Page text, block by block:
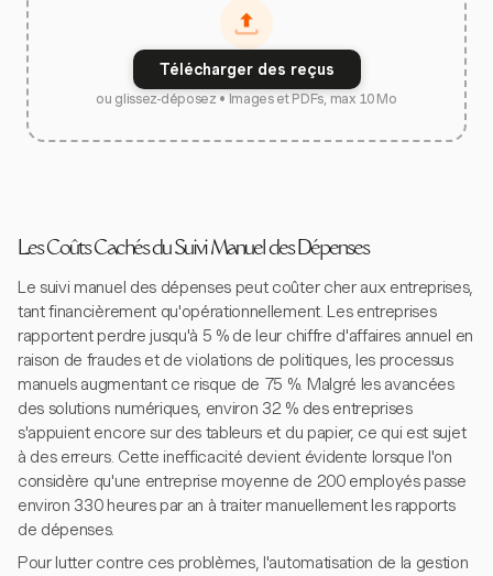
Télécharger des reçus
ou glissez-déposez • Images et PDFs, max 10 Mo
Les Coûts Cachés du Suivi Manuel des Dépenses
Le suivi manuel des dépenses peut coûter cher aux entreprises,
tant financièrement qu'opérationnellement. Les entreprises
rapportent perdre jusqu'à 5 % de leur chiffre d'affaires annuel en
raison de fraudes et de violations de politiques, les processus
manuels augmentant ce risque de 75 %. Malgré les avancées
des solutions numériques, environ 32 % des entreprises
s'appuient encore sur des tableurs et du papier, ce qui est sujet
à des erreurs. Cette inefficacité devient évidente lorsque l'on
considère qu'une entreprise moyenne de 200 employés passe
environ 330 heures par an à traiter manuellement les rapports
de dépenses.
Pour lutter contre ces problèmes, l'automatisation de la gestion